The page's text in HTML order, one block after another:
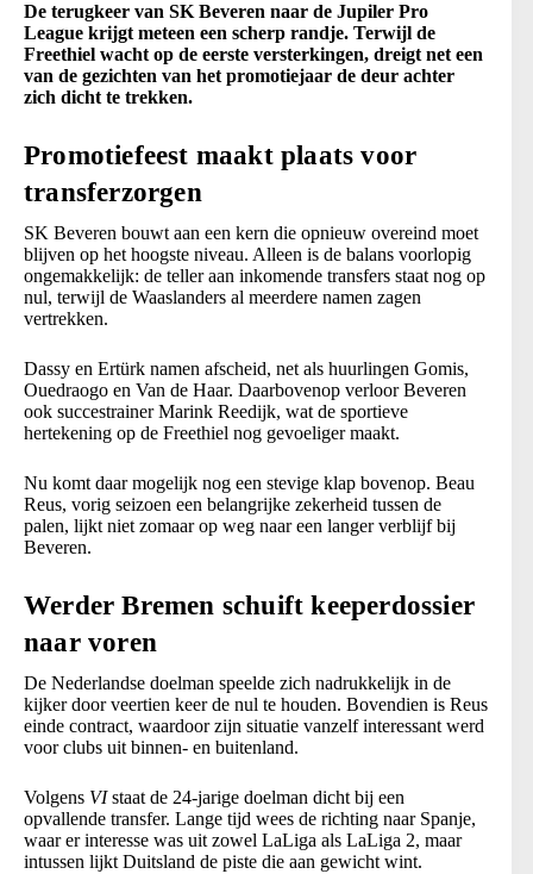
De terugkeer van SK Beveren naar de Jupiler Pro
League krijgt meteen een scherp randje. Terwijl de
Freethiel wacht op de eerste versterkingen, dreigt net een
van de gezichten van het promotiejaar de deur achter
zich dicht te trekken.
Promotiefeest maakt plaats voor
transferzorgen
SK Beveren bouwt aan een kern die opnieuw overeind moet
blijven op het hoogste niveau. Alleen is de balans voorlopig
ongemakkelijk: de teller aan inkomende transfers staat nog op
nul, terwijl de Waaslanders al meerdere namen zagen
vertrekken.
Dassy en Ertürk namen afscheid, net als huurlingen Gomis,
Ouedraogo en Van de Haar. Daarbovenop verloor Beveren
ook succestrainer Marink Reedijk, wat de sportieve
hertekening op de Freethiel nog gevoeliger maakt.
Nu komt daar mogelijk nog een stevige klap bovenop. Beau
Reus, vorig seizoen een belangrijke zekerheid tussen de
palen, lijkt niet zomaar op weg naar een langer verblijf bij
Beveren.
Werder Bremen schuift keeperdossier
naar voren
De Nederlandse doelman speelde zich nadrukkelijk in de
kijker door veertien keer de nul te houden. Bovendien is Reus
einde contract, waardoor zijn situatie vanzelf interessant werd
voor clubs uit binnen- en buitenland.
Volgens VIstaat de 24-jarige doelman dicht bij een
opvallende transfer. Lange tijd wees de richting naar Spanje,
waar er interesse was uit zowel LaLiga als LaLiga 2, maar
intussen lijkt Duitsland de piste die aan gewicht wint.